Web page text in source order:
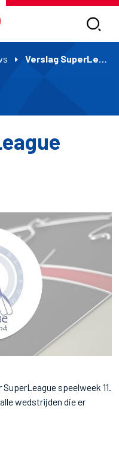
Verslag SuperLeague speelweek 11
speelweek 11.
wedstrijden die er